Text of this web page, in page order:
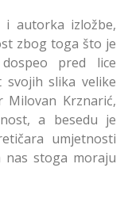
i autorka izložbe,
zbog toga što je
pred lice
svojih slika velike
Krznarić,
a besedu je
umjetnosti
nas stoga moraju